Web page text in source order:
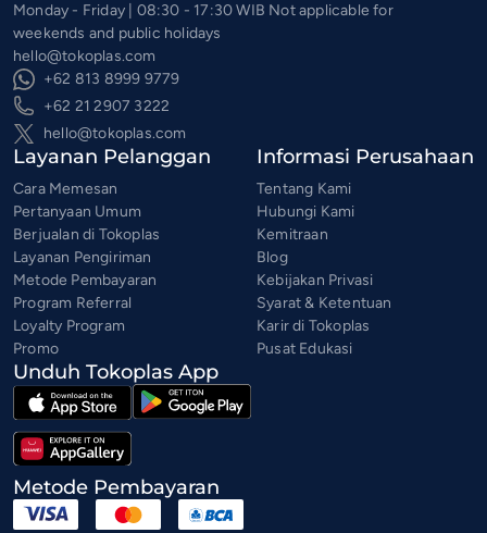
Monday - Friday | 08:30 - 17:30 WIB Not applicable for
weekends and public holidays
hello@tokoplas.com
+62 813 8999 9779
+62 21 2907 3222
hello@tokoplas.com
Layanan Pelanggan
Cara Memesan
Pertanyaan Umum
Berjualan di Tokoplas
Layanan Pengiriman
Metode Pembayaran
Program Referral
Loyalty Program
Promo
Informasi Perusahaan
Tentang Kami
Hubungi Kami
Kemitraan
Blog
Kebijakan Privasi
Syarat & Ketentuan
Karir di Tokoplas
Pusat Edukasi
Unduh Tokoplas App
Metode Pembayaran